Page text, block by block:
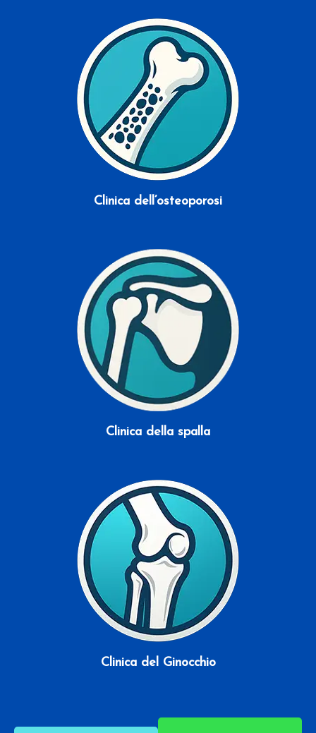
Clinica dell’osteoporosi
Scopri di più
Clinica della spalla
Scopri di più
Clinica del Ginocchio
Scopri di più